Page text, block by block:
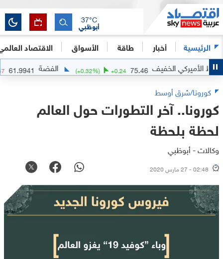
الرئيسية أخبار طاقة الأسواق الاقتصاد
أبوظبي
37°C
الخفيف 75.46
+0.24
(+0.32%) الفضة 61.9941
-0.0837
كورونا/شرق أوسط
كورونا.. آخر التطورات حول العالم
لحظة بلحظة
وكالات - أبوظبي
02:48 - 27 مارس 2020